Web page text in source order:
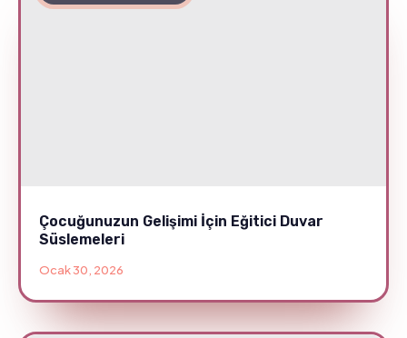
Çocuğunuzun Gelişimi İçin Eğitici Duvar
Süslemeleri
Ocak 30, 2026